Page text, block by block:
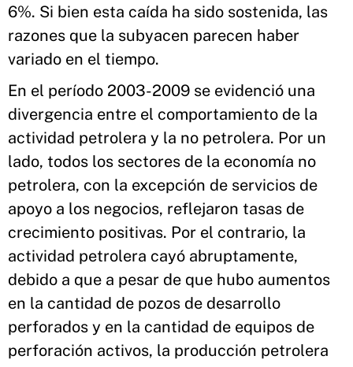
6%. Si bien esta caída ha sido sostenida, las
razones que la subyacen parecen haber
variado en el tiempo.
En el período 2003-2009 se evidenció una
divergencia entre el comportamiento de la
actividad petrolera y la no petrolera. Por un
lado, todos los sectores de la economía no
petrolera, con la excepción de servicios de
apoyo a los negocios, reflejaron tasas de
crecimiento positivas. Por el contrario, la
actividad petrolera cayó abruptamente,
debido a que a pesar de que hubo aumentos
en la cantidad de pozos de desarrollo
perforados y en la cantidad de equipos de
perforación activos, la producción petrolera